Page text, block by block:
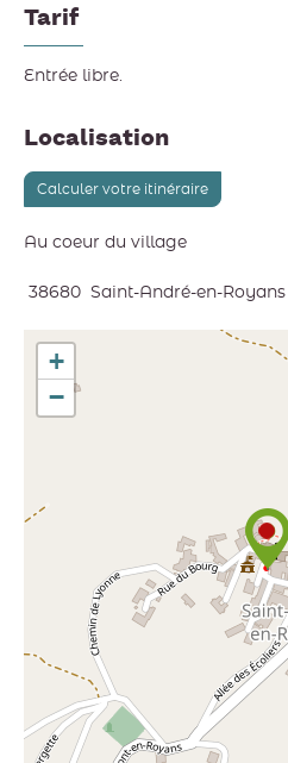
Tarif
Entrée libre.
Localisation
Calculer votre itinéraire
Au coeur du village
38680 Saint-André-en-Royans
+
−